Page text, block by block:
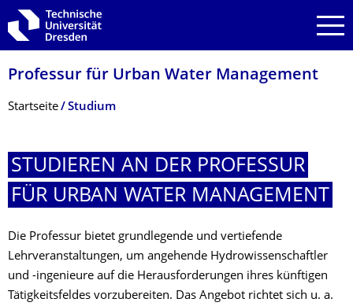
Zur Hauptnavigation springen
Zur Suche springen
Zum Inhalt springen
Professur für Urban Water Management
Breadcrumb-Menü
Startseite Studium
STUDIEREN AN DER PROFESSUR
FÜR URBAN WATER MANAGEMENT
Die Professur bietet grundlegende und vertiefende
Lehrveranstaltungen, um angehende Hydrowissenschaftler
und -ingenieure auf die Herausforderungen ihres künftigen
Tätigkeitsfeldes vorzubereiten. Das Angebot richtet sich u. a.